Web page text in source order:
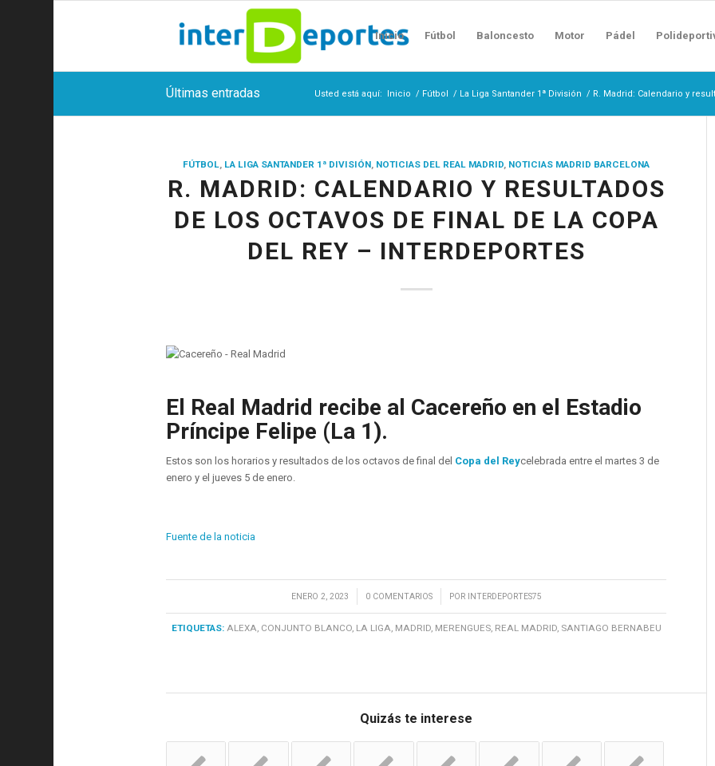
Inicio Fútbol Baloncesto Motor Pádel
Últimas entradas Usted está aquí: Inicio / Fútbol / La Liga Santander 1ª División / R. Madrid: Calendario y
FÚTBOL, LA LIGA SANTANDER 1ª DIVISIÓN, NOTICIAS DEL REAL MADRID, NOTICIAS MADRID BARCELONA
R. MADRID: CALENDARIO Y RESULTADOS
DE LOS OCTAVOS DE FINAL DE LA COPA
DEL REY – INTERDEPORTES
El Real Madrid recibe al Cacereño en el Estadio
Príncipe Felipe (La 1).
Estos son los horarios y resultados de los octavos de final del Copa del Reycelebrada entre el martes 3 de
enero y el jueves 5 de enero.
Fuente de la noticia
ENERO 2, 2023
/ 0 COMENTARIOS
/ POR INTERDEPORTES75
ETIQUETAS: ALEXA, CONJUNTO BLANCO, LA LIGA, MADRID, MERENGUES, REAL MADRID, SANTIAGO BERNABEU
Quizás te interese